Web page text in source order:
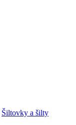
Šiltovky a šilty